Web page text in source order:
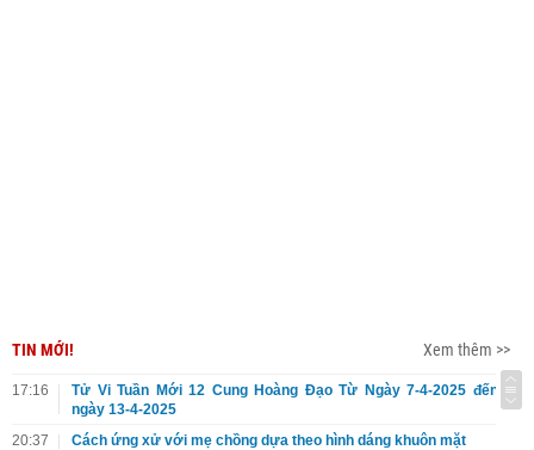
TIN MỚI! Xem thêm >>
17:16
Tử Vi Tuần Mới 12 Cung Hoàng Đạo Từ Ngày 7-4-2025 đến
ngày 13-4-2025
20:37
Cách ứng xử với mẹ chồng dựa theo hình dáng khuôn mặt